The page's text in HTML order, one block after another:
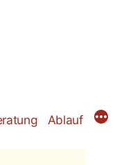
Ablauf